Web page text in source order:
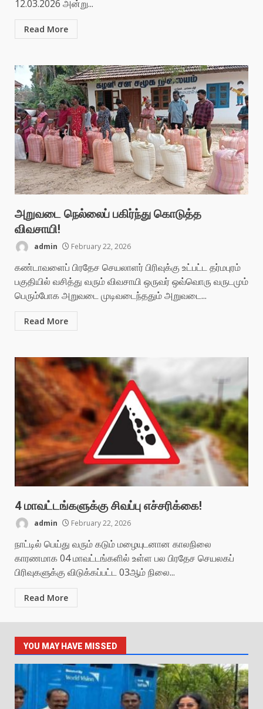
12.03.2026 அன்று...
Read More
அறுவடை நெல்லைப் பகிர்ந்து கொடுத்த
விவசாயி!
admin February 22, 2026
கண்டாவளைப் பிரதேச செயலாளர் பிரிவுக்கு உட்பட்ட தர்மபுரம்
பகுதியில் வசித்து வரும் விவசாயி ஒருவர் ஒவ்வொரு வருடமும்
பெரும்போக அறுவடை முடிவடைந்ததும் அறுவடை...
Read More
4 மாவட்டங்களுக்கு சிவப்பு எச்சரிக்கை!
admin February 22, 2026
நாட்டில் பெய்து வரும் கடும் மழையுடனான காலநிலை
காரணமாக 04 மாவட்டங்களில் உள்ள பல பிரதேச செயலகப்
பிரிவுகளுக்கு விடுக்கப்பட்ட 03ஆம் நிலை...
Read More
YOU MAY HAVE MISSED